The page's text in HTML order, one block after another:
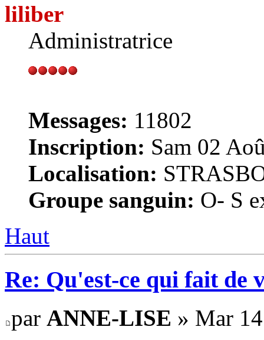
liliber
Administratrice
Messages: 11802
Inscription: Sam 02
Localisation:
Groupe sanguin: O- S
Haut
Re: Qu'est-ce qui fait de
par ANNE-LISE » Mar